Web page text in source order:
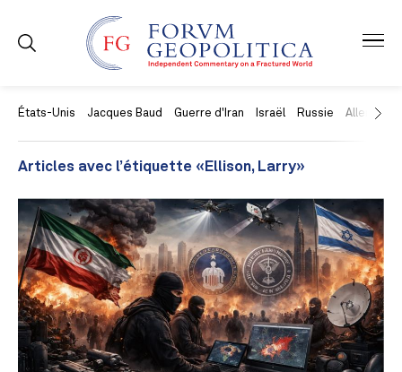
États-Unis Jacques Baud Guerre d'Iran Israël Russie Allemagne
Articles avec l’étiquette «Ellison, Larry»